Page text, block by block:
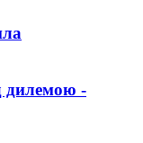
дилемою -